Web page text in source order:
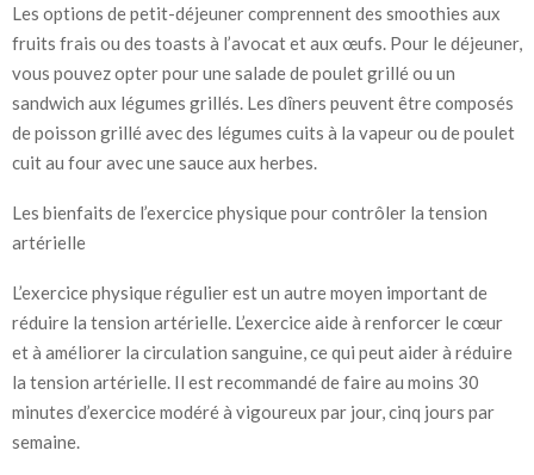
Les options de petit-déjeuner comprennent des smoothies aux
fruits frais ou des toasts à l’avocat et aux œufs. Pour le déjeuner,
vous pouvez opter pour une salade de poulet grillé ou un
sandwich aux légumes grillés. Les dîners peuvent être composés
de poisson grillé avec des légumes cuits à la vapeur ou de poulet
cuit au four avec une sauce aux herbes.
Les bienfaits de l’exercice physique pour contrôler la tension
artérielle
L’exercice physique régulier est un autre moyen important de
réduire la tension artérielle. L’exercice aide à renforcer le cœur
et à améliorer la circulation sanguine, ce qui peut aider à réduire
la tension artérielle. Il est recommandé de faire au moins 30
minutes d’exercice modéré à vigoureux par jour, cinq jours par
semaine.